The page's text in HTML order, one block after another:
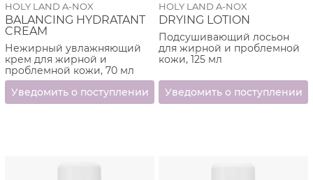
случае, когда эти препараты используются системно,
то есть в косметологической клинике и дома, строго
в соответствии с прилагаемыми инструкциями и
рекомендациями лечащего специалиста.
HOLY LAND A-NOX
BALANCING HYDRATANT
CREAM
Нежирный увлажняющий
крем для жирной и
проблемной кожи, 70 мл
HOLY LAND A-NOX
DRYING LOTION
Подсушивающий лосьон
для жирной и проблемной
кожи, 125 мл